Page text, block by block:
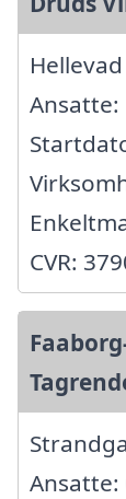
Ansatte:
CVR:
Ansatte: